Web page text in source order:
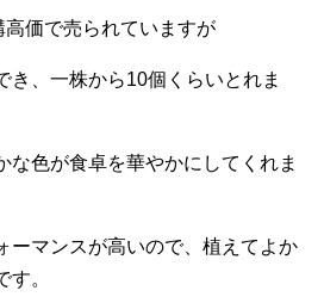
価で売られていますが
き、一株から10個くらいとれま
な色が食卓を華やかにしてくれま
ーマンスが高いので、植えてよか
。